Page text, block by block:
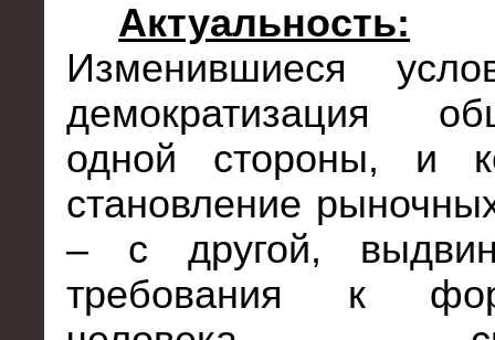
Актуальность:
Изменившиеся
демократизация
одной стороны, и
становление
– с другой,
требования к